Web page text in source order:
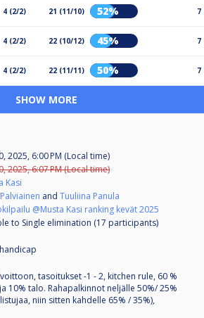
4 (2/2) 21 (11/10) 52% 7
4 (2/2) 22 (10/12) 45% 7
4 (2/2) 22 (11/11) 50% 7
SHOW MORE
2025, 6:00 PM (Local time)
2025, 6:07 PM (Local time)
Kasi
and Tuuliina Panula
@Musta Kasi ranking kevät 2025
to Single elimination (17 participants)
tasoitukset -1 - 2, kitchen rule, 60 %
10% talo. Rahapalkinnot neljälle 50%/ 25%
niin sitten kahdelle 65% / 35%),